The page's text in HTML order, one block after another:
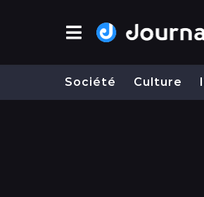
Société Culture